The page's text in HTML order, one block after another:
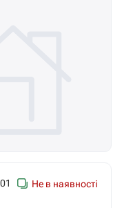
Не в наявності